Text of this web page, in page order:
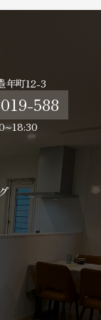
年町12-3
588